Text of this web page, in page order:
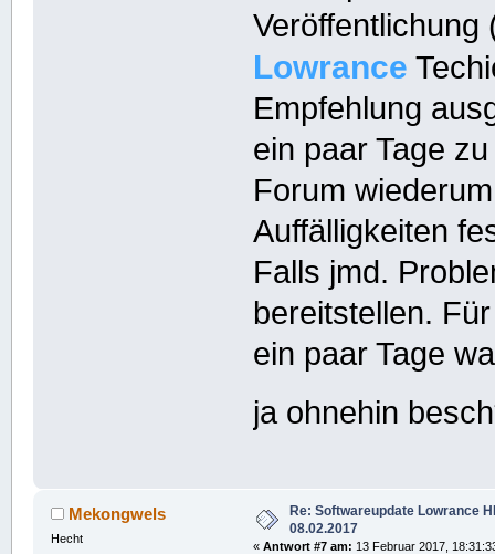
Veröffentlichung
Lowrance
Empfehlung
ein paar Tage
Forum
Auffälligkeiten
Falls jmd.
bereitstellen.
ein paar Tage
ja ohnehin
Mekongwels
Hecht
Re: Softwareupdate Lowrance
08.02.2017
«Antwort #7 am: 13 Februar 2017,